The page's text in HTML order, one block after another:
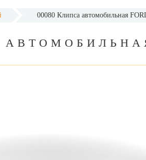
00080 Клипса автомобильная